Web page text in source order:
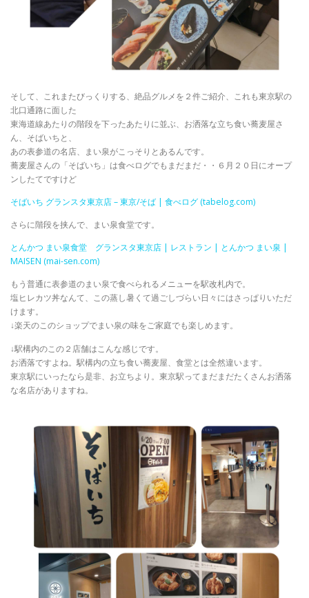
そして、これまたびっくりする、絶品グルメを２件ご紹介、これも東京駅の
北口通路に面した
東海道線あたりの階段を下ったあたりに並ぶ、お洒落な立ち食い蕎麦屋さ
ん、そばいちと、
あの表参道の名店、まい泉がこっそりとあるんです。
蕎麦屋さんの「そばいち」は食べログでもまだまだ・・６月２０日にオープ
ンしたてですけど
そばいち グランスタ東京店 – 東京/そば | 食べログ (tabelog.com)
さらに階段を挟んで、まい泉食堂です。
とんかつ まい泉食堂 グランスタ東京店 | レストラン | とんかつ まい泉 |
MAISEN (mai-sen.com)
もう普通に表参道のまい泉で食べられるメニューを駅改札内で。
塩ヒレカツ丼なんて、この蒸し暑くて過ごしづらい日々にはさっぱりいただ
けます。
↓楽天のこのショップでまい泉の味をご家庭でも楽しめます。
↓駅構内のこの２店舗はこんな感じです。
お洒落ですよね。駅構内の立ち食い蕎麦屋、食堂とは全然違います。
東京駅にいったなら是非、お立ちより。東京駅ってまだまだたくさんお洒落
な名店がありますね。